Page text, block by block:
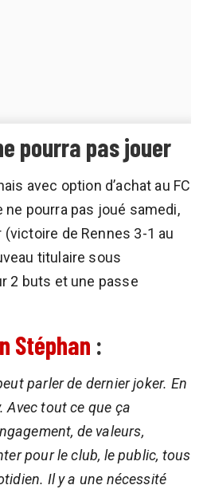
pourra pas jouer
avec option d’achat au FC
ne pourra pas joué samedi,
de Rennes 3-1 au
titulaire sous
2 buts et une passe
Stéphan :
parler de dernier joker. En
Avec tout ce que ça
de valeurs,
pour le club, le public, tous
Il y a une nécessité